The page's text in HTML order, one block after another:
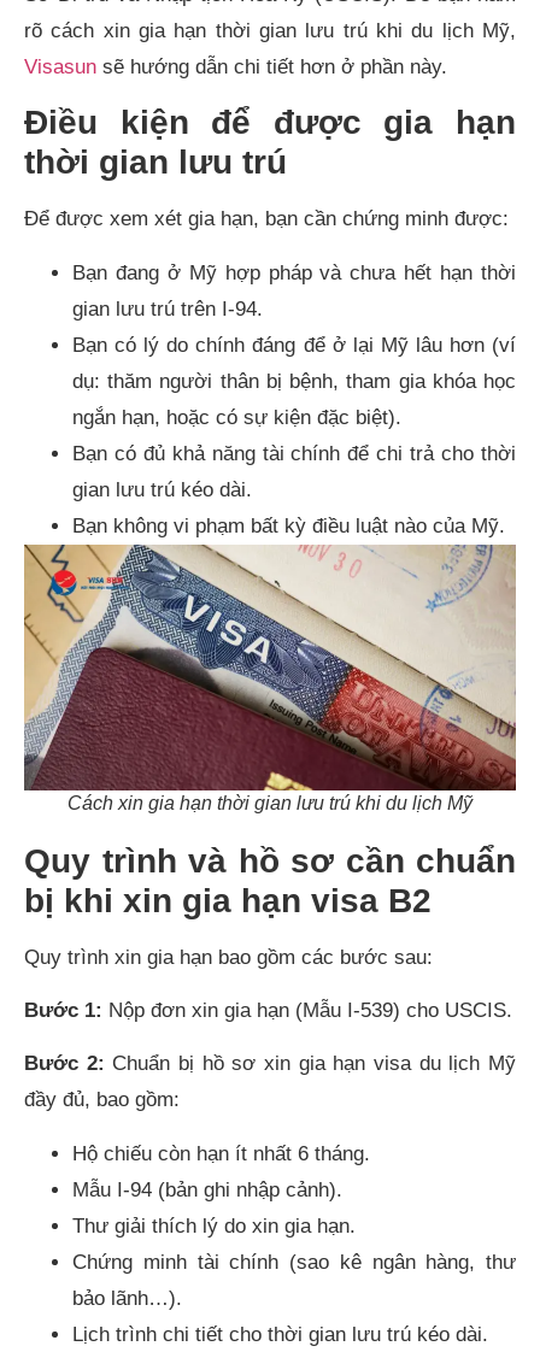
rõ cách xin gia hạn thời gian lưu trú khi du lịch Mỹ,
Visasun sẽ hướng dẫn chi tiết hơn ở phần này.
Điều kiện để được gia hạn
thời gian lưu trú
Để được xem xét gia hạn, bạn cần chứng minh được:
Bạn đang ở Mỹ hợp pháp và chưa hết hạn thời
gian lưu trú trên I-94.
Bạn có lý do chính đáng để ở lại Mỹ lâu hơn (ví
dụ: thăm người thân bị bệnh, tham gia khóa học
ngắn hạn, hoặc có sự kiện đặc biệt).
Bạn có đủ khả năng tài chính để chi trả cho thời
gian lưu trú kéo dài.
Bạn không vi phạm bất kỳ điều luật nào của Mỹ.
Cách xin gia hạn thời gian lưu trú khi du lịch Mỹ
Quy trình và hồ sơ cần chuẩn
bị khi xin gia hạn visa B2
Quy trình xin gia hạn bao gồm các bước sau:
Bước 1: Nộp đơn xin gia hạn (Mẫu I-539) cho USCIS.
Bước 2: Chuẩn bị hồ sơ xin gia hạn visa du lịch Mỹ
đầy đủ, bao gồm:
Hộ chiếu còn hạn ít nhất 6 tháng.
Mẫu I-94 (bản ghi nhập cảnh).
Thư giải thích lý do xin gia hạn.
Chứng minh tài chính (sao kê ngân hàng, thư
bảo lãnh…).
Lịch trình chi tiết cho thời gian lưu trú kéo dài.